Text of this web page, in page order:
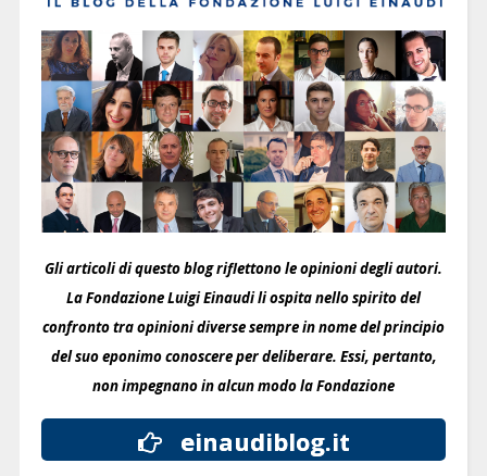
Gli articoli di questo blog riflettono le opinioni degli autori.
La Fondazione Luigi Einaudi li ospita nello spirito del
confronto tra opinioni diverse sempre in nome del principio
del suo eponimo conoscere per deliberare. Essi, pertanto,
non impegnano in alcun modo la Fondazione
einaudiblog.it